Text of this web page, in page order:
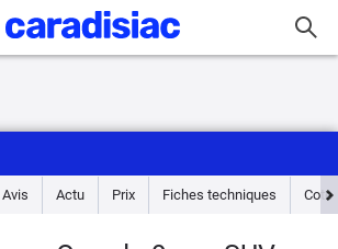
Avis Actu Prix Fiches techniques Cote